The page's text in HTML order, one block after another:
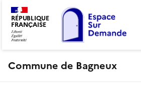
RÉPUBLIQUE
FRANÇAISE
Commune de Bagneux